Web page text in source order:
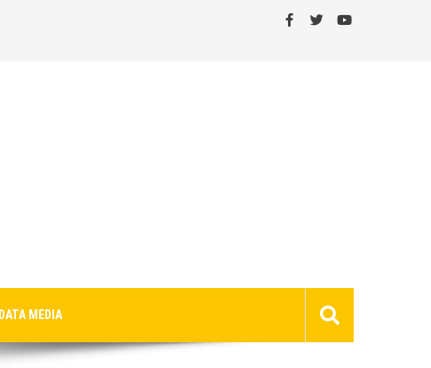
DATA MEDIA